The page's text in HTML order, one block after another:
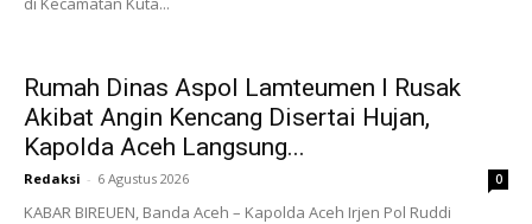
Rumah Dinas Aspol Lamteumen I Rusak
Akibat Angin Kencang Disertai Hujan,
Kapolda Aceh Langsung...
Redaksi - 6 Agustus 2026 0
KABAR BIREUEN, Banda Aceh – Kapolda Aceh Irjen Pol Ruddi